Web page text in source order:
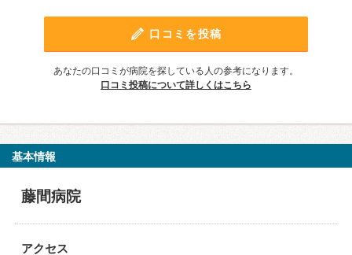
口コミを投稿
あなたの口コミが病院を探している人の参考になります。
口コミ投稿について詳しくはこちら
基本情報
藤間病院
アクセス